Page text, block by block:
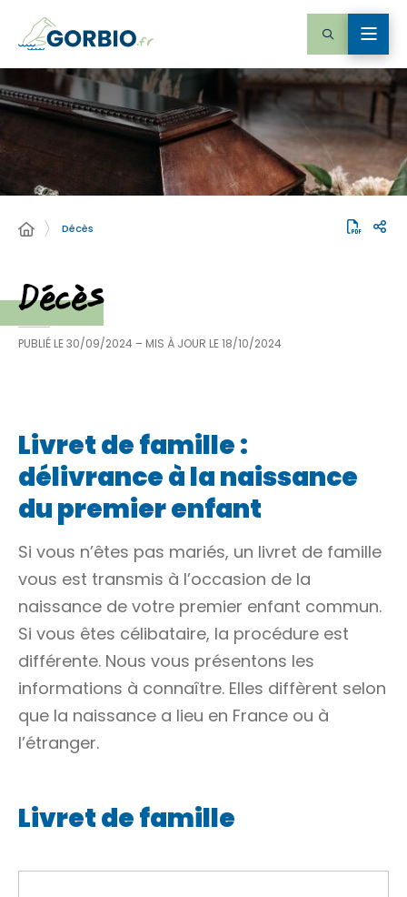
Décès
Décès
PUBLIÉ LE30/09/2024 – MIS À JOUR LE18/10/2024
Livret de famille :
délivrance à la naissance
du premier enfant
Si vous n’êtes pas mariés, un livret de famille
vous est transmis à l’occasion de la
naissance de votre premier enfant commun.
Si vous êtes célibataire, la procédure est
différente. Nous vous présentons les
informations à connaître. Elles diffèrent selon
que la naissance a lieu en France ou à
l’étranger.
Livret de famille